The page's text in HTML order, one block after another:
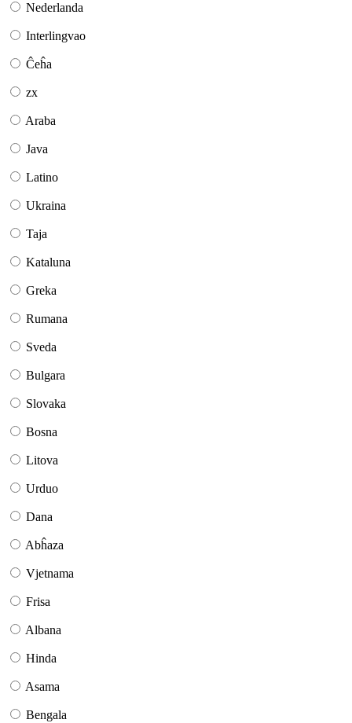
Nederlanda
Interlingvao
Ĉeĥa
zx
Araba
Java
Latino
Ukraina
Taja
Kataluna
Greka
Rumana
Sveda
Bulgara
Slovaka
Bosna
Litova
Urduo
Dana
Abĥaza
Vjetnama
Frisa
Albana
Hinda
Asama
Bengala